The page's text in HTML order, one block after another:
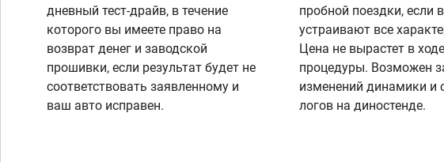
дневный тест-драйв, в течение
которого вы имеете право на
возврат денег и заводской
прошивки, если результат будет не
соответствовать заявленному и
ваш авто исправен.
пробной поездки, если
устраивают все
Цена не вырастет в ходе
процедуры. Возможен
изменений динамики и
логов на диностенде.